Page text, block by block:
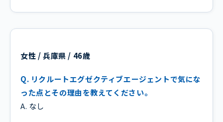
女性 / 兵庫県 / 46歳
Q. リクルートエグゼクティブエージェントで気にな
った点とその理由を教えてください。
A. なし